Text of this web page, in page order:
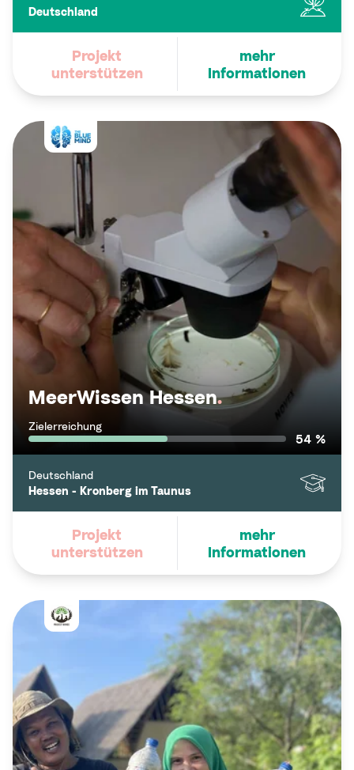
Deutschland
Projekt
unterstützen
mehr
Informationen
MeerWissen Hessen.
Zielerreichung
54 %
Deutschland
Hessen - Kronberg im Taunus
Projekt
unterstützen
mehr
Informationen